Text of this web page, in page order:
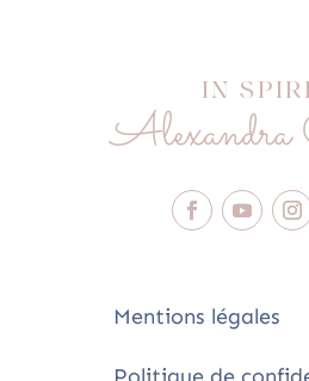
IN
Alexandra
Mentions légales